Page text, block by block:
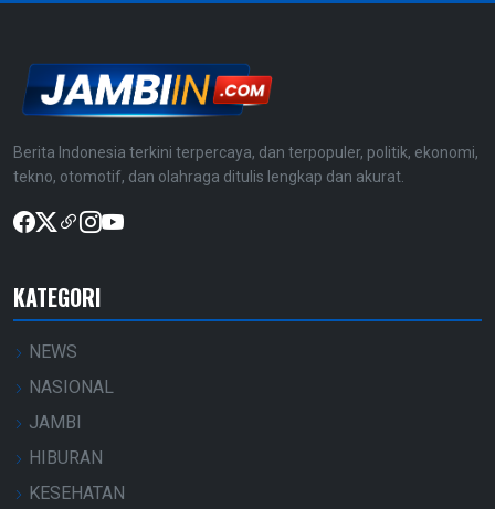
Berita Indonesia terkini terpercaya, dan terpopuler, politik, ekonomi,
tekno, otomotif, dan olahraga ditulis lengkap dan akurat.
KATEGORI
NEWS
NASIONAL
JAMBI
HIBURAN
KESEHATAN